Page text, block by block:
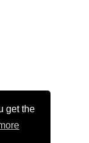
get the